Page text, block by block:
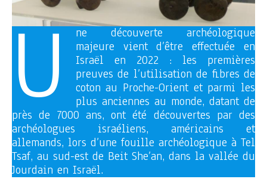
U
ne découverte archéologique
majeure vient d’être effectuée en
Israël en 2022 : les premières
preuves de l’utilisation de fibres de
coton au Proche-Orient et parmi les
plus anciennes au monde, datant de
près de 7000 ans, ont été découvertes par des
archéologues israéliens, américains et
allemands, lors d’une fouille archéologique à Tel
Tsaf, au sud-est de Beit She’an, dans la vallée du
Jourdain en Israël.